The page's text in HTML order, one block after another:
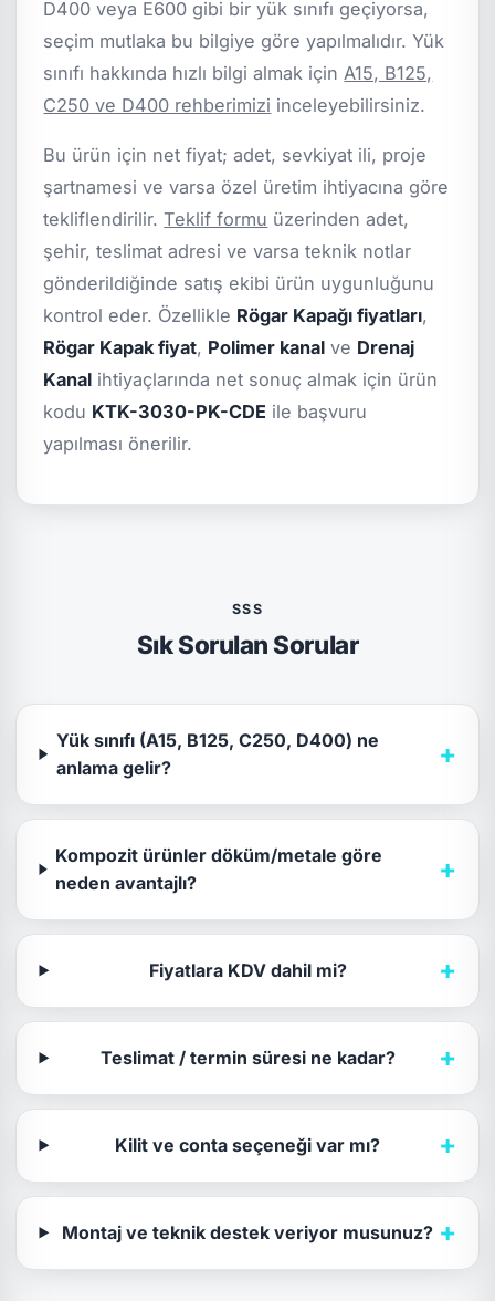
D400 veya E600 gibi bir yük sınıfı geçiyorsa,
seçim mutlaka bu bilgiye göre yapılmalıdır. Yük
sınıfı hakkında hızlı bilgi almak için A15, B125,
C250 ve D400 rehberimizi inceleyebilirsiniz.
Bu ürün için net fiyat; adet, sevkiyat ili, proje
şartnamesi ve varsa özel üretim ihtiyacına göre
tekliflendirilir.Teklif formu üzerinden adet,
şehir, teslimat adresi ve varsa teknik notlar
gönderildiğinde satış ekibi ürün uygunluğunu
kontrol eder. Özellikle Rögar Kapağı fiyatları,
Rögar Kapak fiyat, Polimer kanal ve Drenaj
Kanal ihtiyaçlarında net sonuç almak için ürün
kodu KTK-3030-PK-CDE ile başvuru
yapılması önerilir.
SSS
Sık Sorulan Sorular
Yük sınıfı (A15, B125, C250, D400) ne
anlama gelir?
+
Kompozit ürünler döküm/metale göre
neden avantajlı?
+
Fiyatlara KDV dahil mi? +
Teslimat / termin süresi ne kadar? +
Kilit ve conta seçeneği var mı? +
Montaj ve teknik destek veriyor musunuz? +